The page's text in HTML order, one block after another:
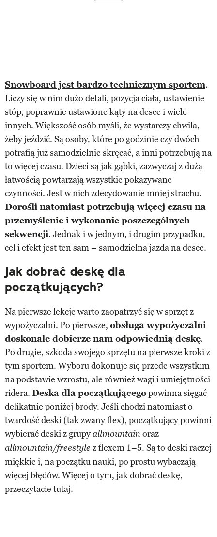
Snowboard jest bardzo technicznym sportem.
Liczy się w nim dużo detali, pozycja ciała, ustawienie
stóp, poprawnie ustawione kąty na desce i wiele
innych. Większość osób myśli, że wystarczy chwila,
żeby jeździć. Są osoby, które po godzinie czy dwóch
potrafią już samodzielnie skręcać, a inni potrzebują na
to więcej czasu. Dzieci są jak gąbki, zazwyczaj z dużą
łatwością powtarzają wszystkie pokazywane
czynności. Jest w nich zdecydowanie mniej strachu.
Dorośli natomiast potrzebują więcej czasu na
przemyślenie i wykonanie poszczególnych
sekwencji. Jednak i w jednym, i drugim przypadku,
cel i efekt jest ten sam – samodzielna jazda na desce.
Jak dobrać deskę dla
początkujących?
Na pierwsze lekcje warto zaopatrzyć się w sprzęt z
wypożyczalni. Po pierwsze, obsługa wypożyczalni
doskonale dobierze nam odpowiednią deskę.
Po drugie, szkoda swojego sprzętu na pierwsze kroki z
tym sportem. Wyboru dokonuje się przede wszystkim
na podstawie wzrostu, ale również wagi i umiejętności
ridera. Deska dla początkującegopowinna sięgać
delikatnie poniżej brody. Jeśli chodzi natomiast o
twardość deski (tak zwany flex), początkujący powinni
wybierać deski z grupyallmountain oraz
allmountain/freestyle z flexem 1–5. Są to deski raczej
miękkie i, na początku nauki, po prostu wybaczają
więcej błędów. Więcej o tym, jak dobrać deskę,
przeczytacie tutaj.